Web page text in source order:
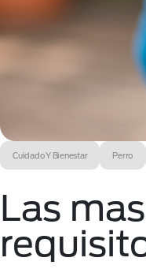
Cuidado Y Bienestar Perro
Las